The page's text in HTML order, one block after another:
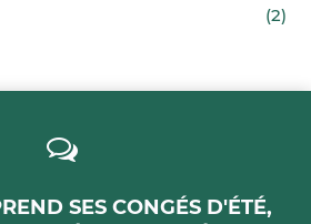
SES CONGÉS D'ÉTÉ,
(2)